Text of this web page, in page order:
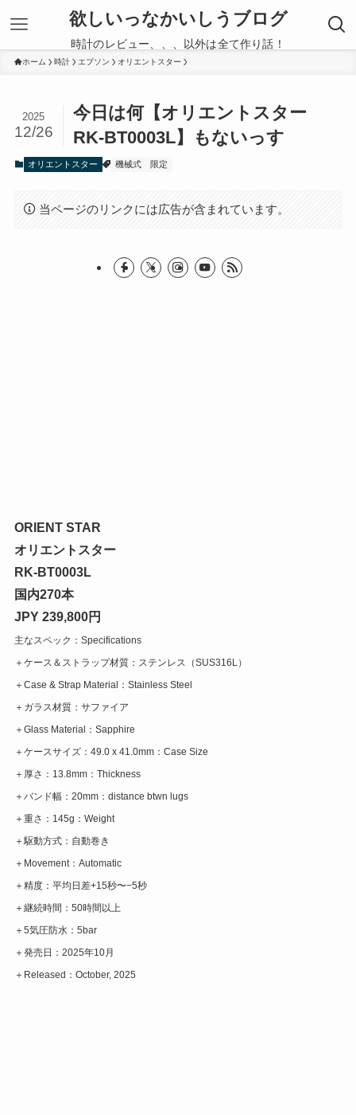
欲しいっなかいしうブログ
時計のレビュー、、、以外は全て作り話！
ホーム 時計 エプソン オリエントスター
今日は何【オリエントスター
RK-BT0003L】もないっす
2025
12/26
オリエントスター 機械式 限定
当ページのリンクには広告が含まれています。
ORIENT STAR
オリエントスター
RK-BT0003L
国内270本
JPY 239,800円
主なスペック：Specifications
＋ケース＆ストラップ材質：ステンレス（SUS316L）
＋Case & Strap Material：Stainless Steel
＋ガラス材質：サファイア
＋Glass Material：Sapphire
＋ケースサイズ：49.0 x 41.0mm：Case Size
＋厚さ：13.8mm：Thickness
＋バンド幅：20mm：distance btwn lugs
＋重さ：145g：Weight
＋駆動方式：自動巻き
＋Movement：Automatic
＋精度：平均日差+15秒〜−5秒
＋継続時間：50時間以上
＋5気圧防水：5bar
＋発売日：2025年10月
＋Released：October, 2025